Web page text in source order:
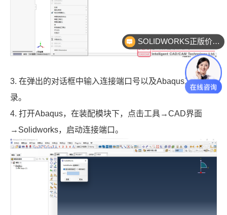
3. 在弹出的对话框中输入连接端口号以及Abaqus工作目
录。
4. 打开Abaqus，在装配模块下，点击工具→CAD界面
→Solidworks，启动连接端口。
SOLIDWORKS正版价格？